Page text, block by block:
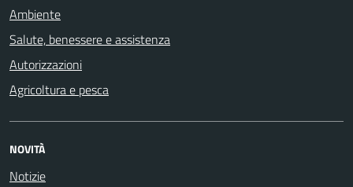
Ambiente
Salute, benessere e assistenza
Autorizzazioni
Agricoltura e pesca
NOVITÀ
Notizie